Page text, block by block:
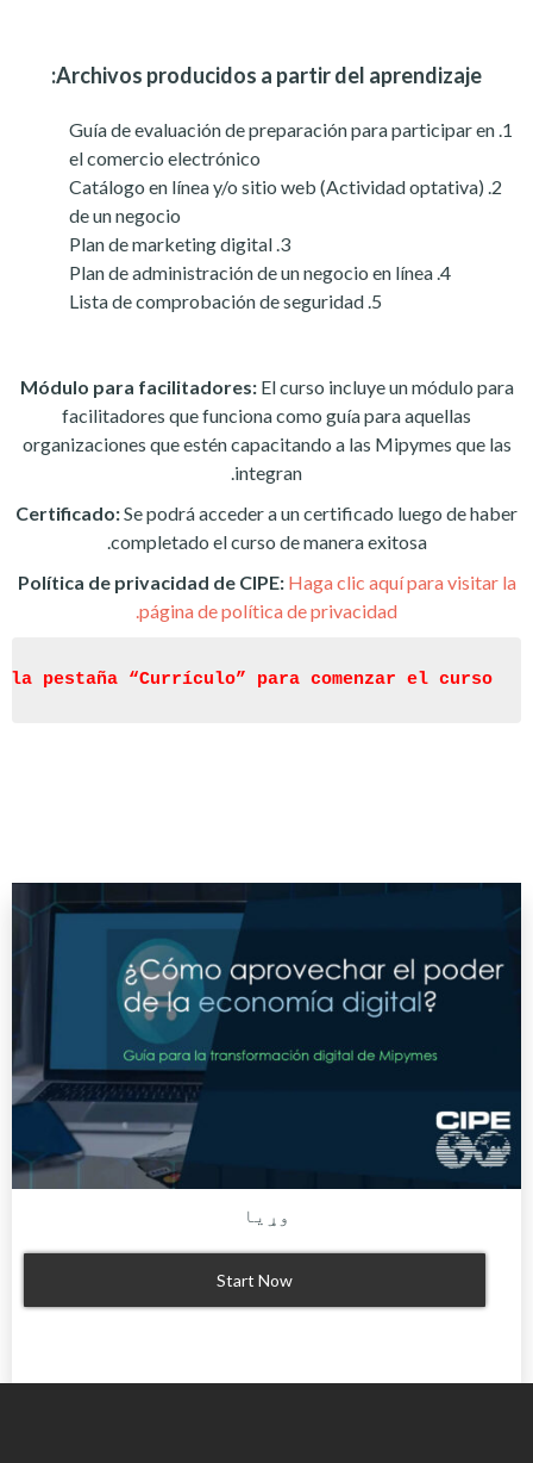
Archivos producidos a partir del aprendizaje:
Guía de evaluación de preparación para participar en
el comercio electrónico
(Actividad optativa) Catálogo en línea y/o sitio web
de un negocio
Plan de marketing digital
Plan de administración de un negocio en línea
Lista de comprobación de seguridad
Módulo para facilitadores:El curso incluye un módulo para
facilitadores que funciona como guía para aquellas
organizaciones que estén capacitando a las Mipymes que las
integran.
Certificado:Se podrá acceder a un certificado luego de haber
completado el curso de manera exitosa.
Política de privacidad de CIPE: Haga clic aquí para visitar la
página de política de privacidad.
la pestaña “Currículo” para comenzar el curso
وړیا
Start Now